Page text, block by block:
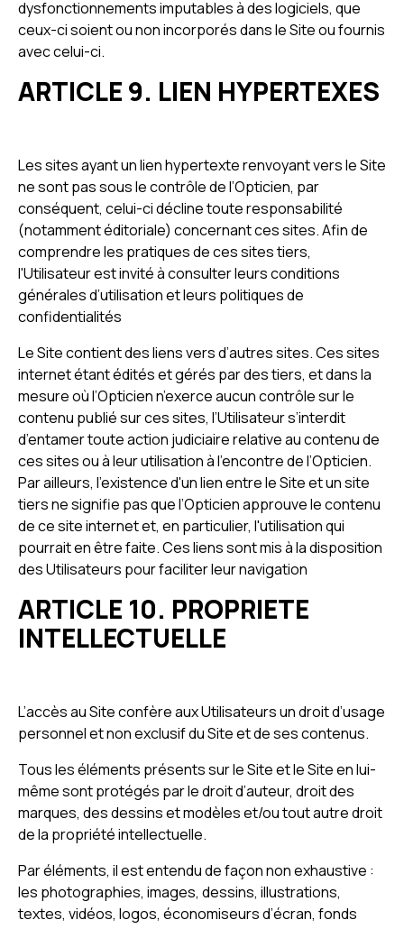
dysfonctionnements imputables à des logiciels, que
ceux-ci soient ou non incorporés dans le Site ou fournis
avec celui-ci.
ARTICLE 9. LIEN HYPERTEXES
Les sites ayant un lien hypertexte renvoyant vers le Site
ne sont pas sous le contrôle de l’Opticien, par
conséquent, celui-ci décline toute responsabilité
(notamment éditoriale) concernant ces sites. Afin de
comprendre les pratiques de ces sites tiers,
l'Utilisateur est invité à consulter leurs conditions
générales d’utilisation et leurs politiques de
confidentialités
Le Site contient des liens vers d’autres sites. Ces sites
internet étant édités et gérés par des tiers, et dans la
mesure où l’Opticien n’exerce aucun contrôle sur le
contenu publié sur ces sites, l’Utilisateur s’interdit
d’entamer toute action judiciaire relative au contenu de
ces sites ou à leur utilisation à l’encontre de l’Opticien.
Par ailleurs, l'existence d'un lien entre le Site et un site
tiers ne signifie pas que l’Opticien approuve le contenu
de ce site internet et, en particulier, l'utilisation qui
pourrait en être faite. Ces liens sont mis à la disposition
des Utilisateurs pour faciliter leur navigation
ARTICLE 10. PROPRIETE
INTELLECTUELLE
L’accès au Site confère aux Utilisateurs un droit d’usage
personnel et non exclusif du Site et de ses contenus.
Tous les éléments présents sur le Site et le Site en lui-
même sont protégés par le droit d’auteur, droit des
marques, des dessins et modèles et/ou tout autre droit
de la propriété intellectuelle.
Par éléments, il est entendu de façon non exhaustive :
les photographies, images, dessins, illustrations,
textes, vidéos, logos, économiseurs d’écran, fonds